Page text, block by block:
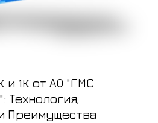
и 1К от АО "ГМС
Технология,
Преимущества